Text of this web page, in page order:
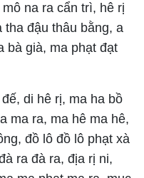
na ra cẩn trì, hê rị
tha đậu thâu bằng, a
bà già, ma phạt đạt
di hê rị, ma ha bồ
ma ra, ma hê ma hê,
đồ lô đồ lô phạt xà
ra đà ra, địa rị ni,